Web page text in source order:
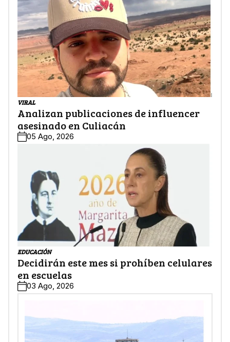
VIRAL
Analizan publicaciones de influencer
asesinado en Culiacán
05 Ago, 2026
EDUCACIÓN
Decidirán este mes si prohíben celulares
en escuelas
03 Ago, 2026